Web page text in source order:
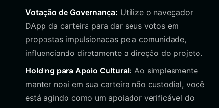
Votação de Governança: Utilize o navegador
DApp da carteira para dar seus votos em
propostas impulsionadas pela comunidade,
influenciando diretamente a direção do projeto.
Holding para Apoio Cultural: Ao simplesmente
manter noai em sua carteira não custodial, você
está agindo como um apoiador verificável do